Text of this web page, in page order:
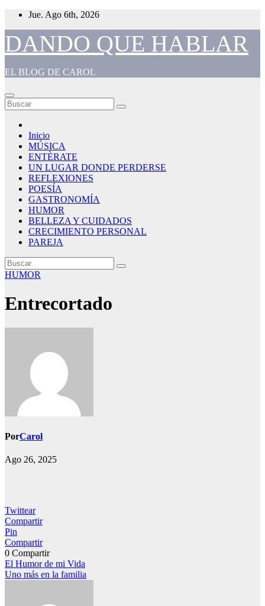
Saltar
contenido
Jue. Ago 6th, 2026
DANDO QUE HABLAR
EL BLOG DE CAROL
Inicio
MÚSICA
ENTÈRATE
UN LUGAR DONDE PERDERSE
REFLEXIONES
POESÍA
GASTRONOMÍA
HUMOR
BELLEZA Y CUIDADOS
CRECIMIENTO PERSONAL
PAREJA
HUMOR
Entrecortado
PorCarol
Ago 26, 2025
Twittear
Compartir
Pin
Compartir
0 Compartir
Navegación
de
El Humor de mi Vida
Uno más en la familia